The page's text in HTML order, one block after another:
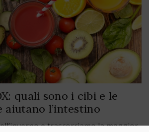
quali sono i cibi e le
aiutano l’intestino
e trascorriamo la maggior